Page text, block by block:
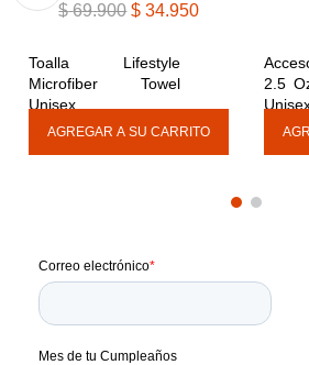
$ 69.900 $ 34.950
Toalla Lifestyle
Microfiber Towel
Unisex
2.5